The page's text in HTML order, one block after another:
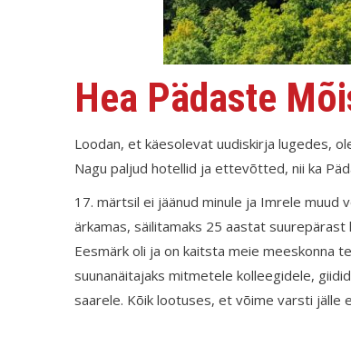
Hea Pädaste
Loodan, et käesolevat uudiskirja lugedes,
Nagu paljud hotellid ja ettevõtted, nii ka
17. märtsil ei jäänud minule ja Imrele muud
ärkamas, säilitamaks 25 aastat suurepärast
Eesmärk oli ja on kaitsta meie meeskonna
suunanäitajaks mitmetele kolleegidele,
saarele. Kõik lootuses, et võime varsti jälle